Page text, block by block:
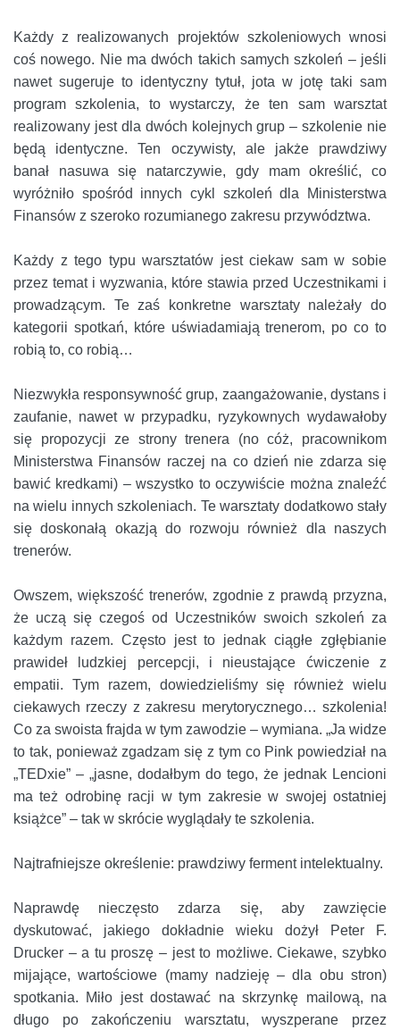
Każdy z realizowanych projektów szkoleniowych wnosi
coś nowego. Nie ma dwóch takich samych szkoleń – jeśli
nawet sugeruje to identyczny tytuł, jota w jotę taki sam
program szkolenia, to wystarczy, że ten sam warsztat
realizowany jest dla dwóch kolejnych grup – szkolenie nie
będą identyczne. Ten oczywisty, ale jakże prawdziwy
banał nasuwa się natarczywie, gdy mam określić, co
wyróżniło spośród innych cykl szkoleń dla Ministerstwa
Finansów z szeroko rozumianego zakresu przywództwa.
Każdy z tego typu warsztatów jest ciekaw sam w sobie
przez temat i wyzwania, które stawia przed Uczestnikami i
prowadzącym. Te zaś konkretne warsztaty należały do
kategorii spotkań, które uświadamiają trenerom, po co to
robią to, co robią…
Niezwykła responsywność grup, zaangażowanie, dystans i
zaufanie, nawet w przypadku, ryzykownych wydawałoby
się propozycji ze strony trenera (no cóż, pracownikom
Ministerstwa Finansów raczej na co dzień nie zdarza się
bawić kredkami) – wszystko to oczywiście można znaleźć
na wielu innych szkoleniach. Te warsztaty dodatkowo stały
się doskonałą okazją do rozwoju również dla naszych
trenerów.
Owszem, większość trenerów, zgodnie z prawdą przyzna,
że uczą się czegoś od Uczestników swoich szkoleń za
każdym razem. Często jest to jednak ciągłe zgłębianie
prawideł ludzkiej percepcji, i nieustające ćwiczenie z
empatii. Tym razem, dowiedzieliśmy się również wielu
ciekawych rzeczy z zakresu merytorycznego… szkolenia!
Co za swoista frajda w tym zawodzie – wymiana. „Ja widze
to tak, ponieważ zgadzam się z tym co Pink powiedział na
„TEDxie” – „jasne, dodałbym do tego, że jednak Lencioni
ma też odrobinę racji w tym zakresie w swojej ostatniej
książce” – tak w skrócie wyglądały te szkolenia.
Najtrafniejsze określenie: prawdziwy ferment intelektualny.
Naprawdę nieczęsto zdarza się, aby zawzięcie
dyskutować, jakiego dokładnie wieku dożył Peter F.
Drucker – a tu proszę – jest to możliwe. Ciekawe, szybko
mijające, wartościowe (mamy nadzieję – dla obu stron)
spotkania. Miło jest dostawać na skrzynkę mailową, na
długo po zakończeniu warsztatu, wyszperane przez